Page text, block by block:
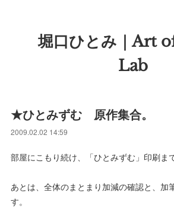
堀口ひとみ｜Art
Lab
★ひとみずむ 原作集合。
2009.02.02 14:59
部屋にこもり続け、「ひとみずむ」印刷ま
あとは、全体のまとまり加減の確認と、加
す。